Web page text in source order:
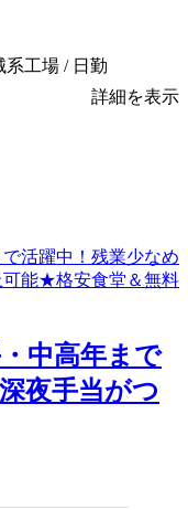
系工場 / 日勤
詳細を表示
中高年まで
夜手当がつ